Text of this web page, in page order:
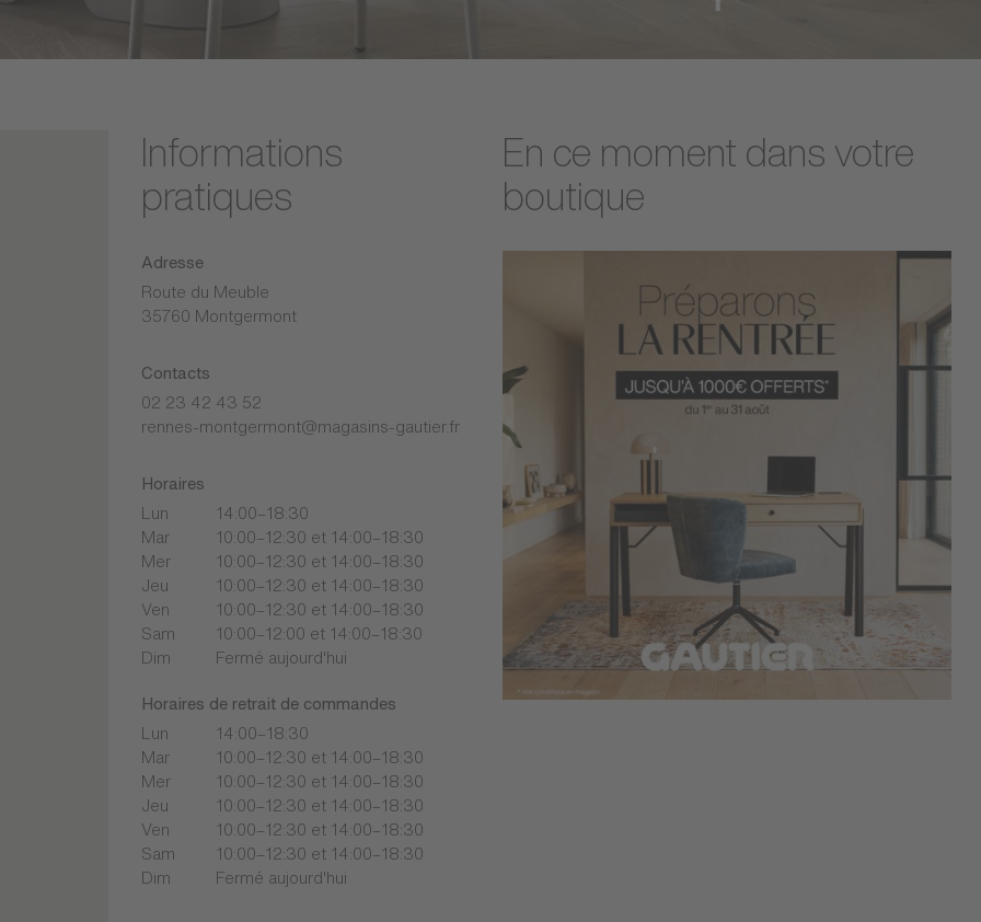
Informations
pratiques
Adresse
Route du Meuble
35760 Montgermont
Contacts
02 23 42 43 52
rennes-montgermont@magasins-gautier.fr
Horaires
Lun
14:00–18:30
Mar
10:00–12:30 et 14:00–18:30
Mer
10:00–12:30 et 14:00–18:30
Jeu
10:00–12:30 et 14:00–18:30
Ven
10:00–12:30 et 14:00–18:30
Sam
10:00–12:00 et 14:00–18:30
Dim
Fermé aujourd'hui
Horaires de retrait de commandes
Lun
14:00–18:30
Mar
10:00–12:30 et 14:00–18:30
Mer
10:00–12:30 et 14:00–18:30
Jeu
10:00–12:30 et 14:00–18:30
Ven
10:00–12:30 et 14:00–18:30
Sam
10:00–12:30 et 14:00–18:30
Dim
Fermé aujourd'hui
En ce moment dans votre
boutique